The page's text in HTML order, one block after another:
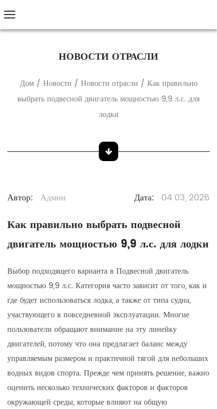
НОВОСТИ ОТРАСЛИ
Дом/ Новости / Новости отрасли / Как правильно
выбрать подвесной двигатель мощностью 9,9 л.с. для
лодки
Автор: Админ Дата: 04 03, 2026
Как правильно выбрать подвесной
двигатель мощностью 9,9 л.с. для лодки
Выбор подходящего варианта в Подвесной двигатель
мощностью 9,9 л.с. Категория часто зависит от того, как и
где будет использоваться лодка, а также от типа судна,
участвующего в повседневной эксплуатации. Многие
пользователи обращают внимание на эту линейку
двигателей, потому что она предлагает баланс между
управляемым размером и практичной тягой для небольших
водных видов спорта. Прежде чем принять решение, важно
оценить несколько технических факторов и факторов
окружающей среды, которые влияют на общую